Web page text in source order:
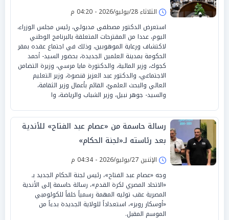
الثلاثاء 28/يوليو/2026 - 04:20 م
استعرض الدكتور مصطفى مدبولي، رئيس مجلس الوزراء،
اليوم، عددا من المقترحات المتعلقة بالبرنامج الوطني
لاكتشاف ورعاية الموهوبين، وذلك في اجتماع عقده بمقر
الحكومة بمدينة العلمين الجديدة، بحضور السيد- أحمد
كجوك، وزير المالية، والدكتورة مايا مرسي، وزيرة التضامن
الاجتماعي، والدكتور عبد العزيز قنصوة، وزير التعليم
العالي والبحث العلميّ، القائم بأعمال وزير الثقافة،
والسيد- جوهر نبيل، وزير الشباب والرياضة، وا
رسالة حاسمة من «عصام عبد الفتاح» للأندية
بعد رئاسته لـ«لجنة الحكام»
الإثنين 27/يوليو/2026 - 04:34 م
وجه «عصام عبد الفتاح»، رئيس لجنة الحكام الجديد بـ
«الاتحاد المصري لكرة القدم»، رسالة حاسمة إلى الأندية
المصرية عقب توليه المهمة رسمياً خلفاً للكولومبي
«أوسكار رويز»، استعداداً للولاية الجديدة بدءاً من
الموسم المقبل.